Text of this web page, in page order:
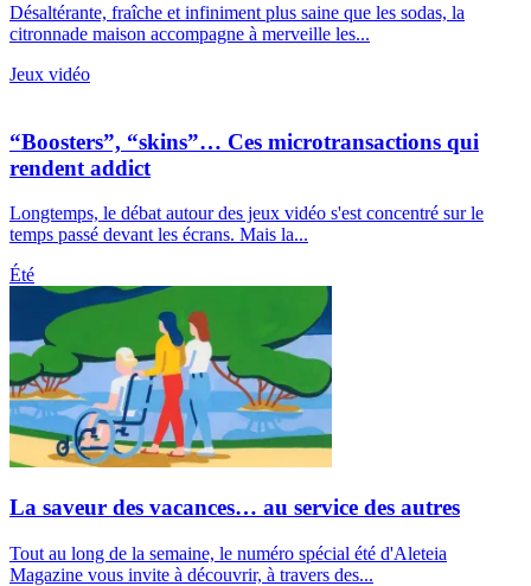
Désaltérante, fraîche et infiniment plus saine que les sodas, la
citronnade maison accompagne à merveille les...
Jeux vidéo
“Boosters”, “skins”… Ces microtransactions qui
rendent addict
Longtemps, le débat autour des jeux vidéo s'est concentré sur le
temps passé devant les écrans. Mais la...
Été
La saveur des vacances… au service des autres
Tout au long de la semaine, le numéro spécial été d'Aleteia
Magazine vous invite à découvrir, à travers des...